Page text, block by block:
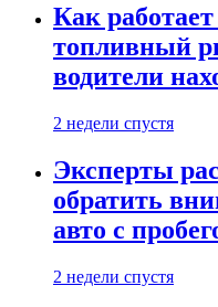
Как
топливный
водители
2 недели спустя
Эксперты
обратить
авто с
2 недели спустя